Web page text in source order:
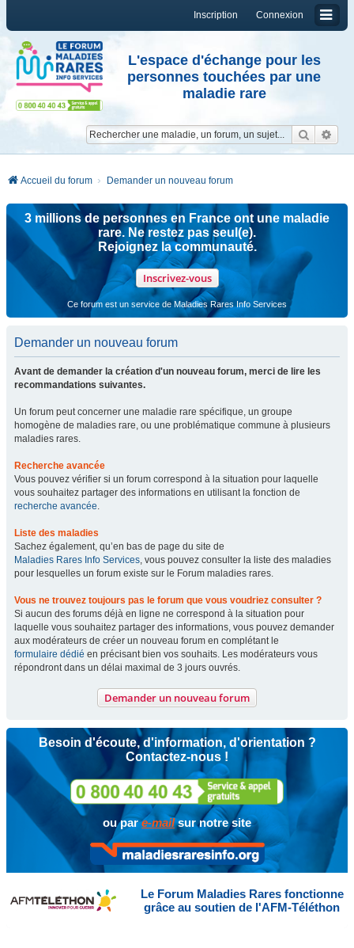
Connexion
Inscription
L'espace d'échange pour les
personnes touchées par une
maladie rare
Accueil du forum Demander un nouveau forum
3 millions de personnes en France ont une maladie
rare. Ne restez pas seul(e).
Rejoignez la communauté.
Inscrivez-vous
Ce forum est un service de Maladies Rares Info Services
Demander un nouveau forum
Avant de demander la création d'un nouveau forum, merci de lire les
recommandations suivantes.
Un forum peut concerner une maladie rare spécifique, un groupe
homogène de maladies rare, ou une problématique commune à plusieurs
maladies rares.
Recherche avancée
Vous pouvez vérifier si un forum correspond à la situation pour laquelle
vous souhaitez partager des informations en utilisant la fonction de
recherche avancée.
Liste des maladies
Sachez également, qu’en bas de page du site de
Maladies Rares Info Services, vous pouvez consulter la liste des maladies
pour lesquelles un forum existe sur le Forum maladies rares.
Vous ne trouvez toujours pas le forum que vous voudriez consulter ?
Si aucun des forums déjà en ligne ne correspond à la situation pour
laquelle vous souhaitez partager des informations, vous pouvez demander
aux modérateurs de créer un nouveau forum en complétant le
formulaire dédié en précisant bien vos souhaits. Les modérateurs vous
répondront dans un délai maximal de 3 jours ouvrés.
Demander un nouveau forum
Besoin d'écoute, d'information, d'orientation ?
Contactez-nous !
ou pare-mailsur notre site
Le Forum Maladies Rares fonctionne
grâce au soutien de l'AFM-Téléthon